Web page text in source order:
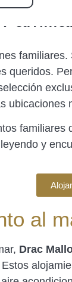
queridos.
ubicaciones
familiares
y
al
Drac